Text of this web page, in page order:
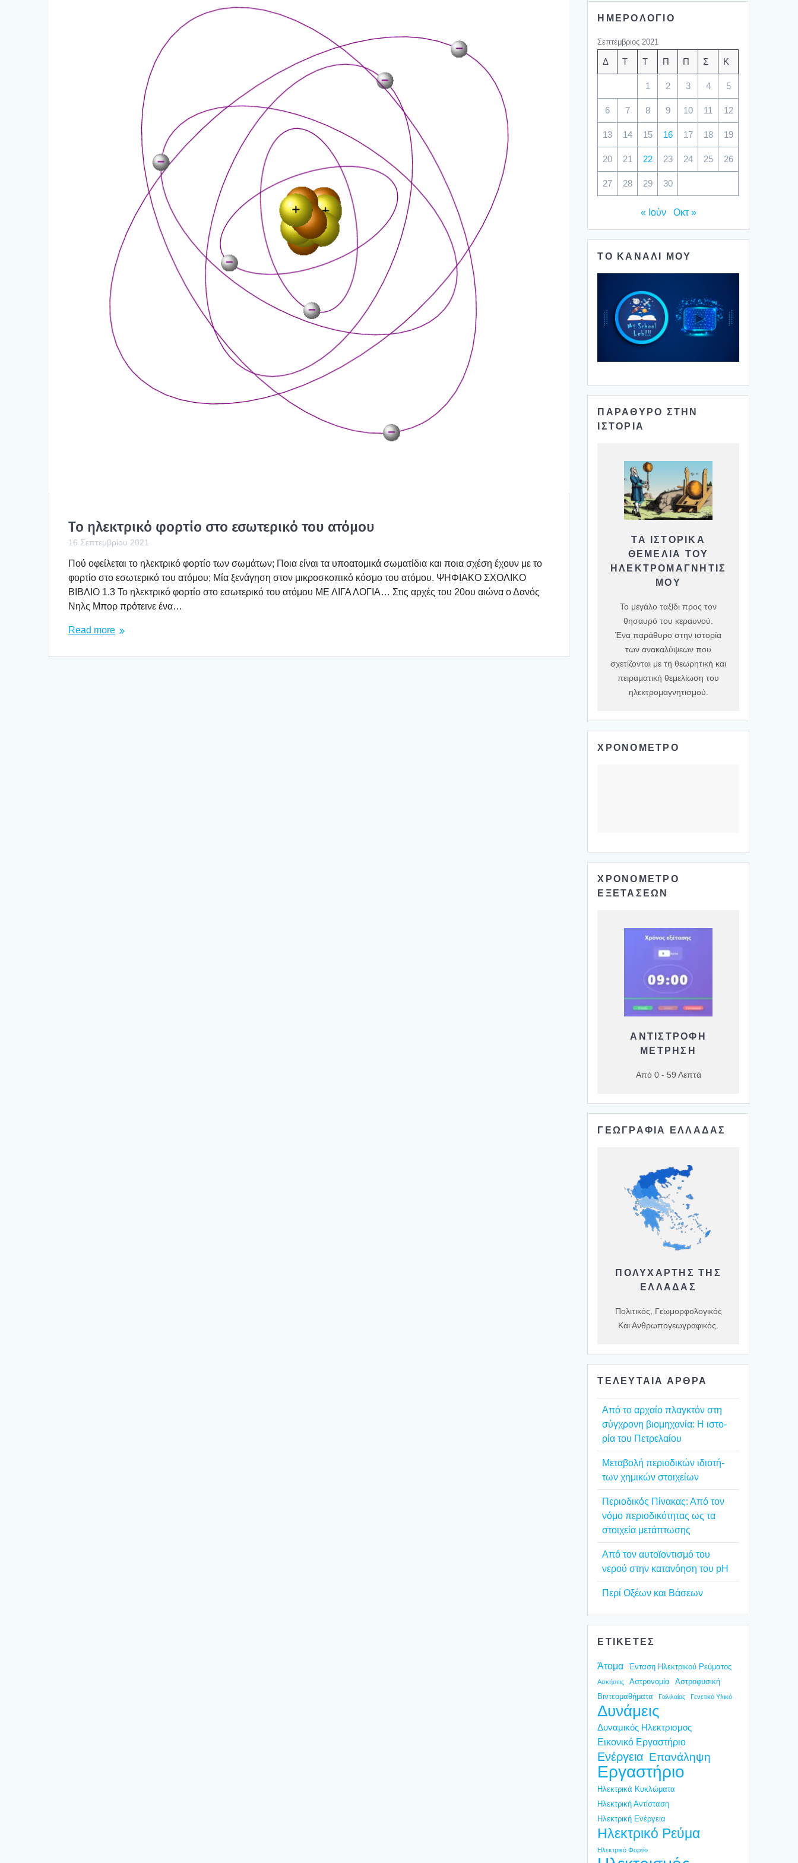
Το ηλε­κτρι­κό φορ­τίο στο εσω­τε­ρι­κό του ατό­μου
16 Σεπτεμβρίου 2021
Πού οφεί­λε­ται το ηλε­κτρι­κό φορ­τίο των σωμά­των; Ποια είναι τα υπο­α­το­μι­κά σωμα­τί­δια και ποια σχέ­ση έχουν με το
φορ­τίο στο εσω­τε­ρι­κό του ατό­μου; Μία ξενά­γη­ση στον μικρο­σκο­πι­κό κόσμο του ατό­μου. ΨΗΦΙΑΚΟ ΣΧΟΛΙΚΟ
ΒΙΒΛΙΟ 1.3 Το ηλε­κτρι­κό φορ­τίο στο εσω­τε­ρι­κό του ατό­μου ΜΕ ΛΙΓΑ ΛΟΓΙΑ… Στις αρχές του 20ου αιώ­να ο Δανός
Νηλς Μπορ πρό­τει­νε ένα…
Read more
ΗΜΕΡΟΛΟΓΙΟ
Σεπτέμβριος 2021
Δ Τ Τ Π Π Σ Κ
1 2 3 4 5
6 7 8 9 10 11 12
13 14 15 16 17 18 19
20 21 22 23 24 25 26
27 28 29 30
« Ιούν Οκτ »
ΤΟ ΚΑΝΑΛΙ ΜΟΥ
ΠΑΡΑΘΥΡΟ ΣΤΗΝ
ΙΣΤΟΡΙΑ
ΤΑ ΙΣΤΟΡΙΚΆ
ΘΕΜΈΛΙΑ ΤΟΥ
ΗΛΕΚΤΡΟΜΑΓΝΗΤΙΣ
ΜΟΎ
Το μεγάλο ταξίδι προς τον
θησαυρό του κεραυνού.
Ένα παράθυρο στην ιστορία
των ανακαλύψεων που
σχετίζονται με τη θεωρητική και
πειραματική θεμελίωση του
ηλεκτρομαγνητισμού.
ΧΡΟΝΟΜΕΤΡΟ
ΧΡΟΝΟΜΕΤΡΟ
ΕΞΕΤΑΣΕΩΝ
ΑΝΤΙΣΤΡΟΦΗ
ΜΕΤΡΗΣΗ
Από 0 - 59 Λεπτά
ΓΕΩΓΡΑΦΙΑ ΕΛΛΑΔΑΣ
ΠΟΛΥΧΆΡΤΗΣ ΤΗΣ
ΕΛΛΆΔΑΣ
Πολιτικός, Γεωμορφολογικός
Και Ανθρωπογεωγραφικός.
ΤΕΛΕΥΤΑΙΑ ΑΡΘΡΑ
Από το αρχαίο πλαγ­κτόν στη
σύγ­χρο­νη βιο­μη­χα­νία: Η ιστο­
ρία του Πετρε­λαί­ου
Mετα­βο­λή περιο­δι­κών ιδιο­τή­
των χημι­κών στοι­χεί­ων
Περιο­δι­κός Πίνα­κας: Από τον
νόμο περιο­δι­κό­τη­τας ως τα
στοι­χεία μετά­πτω­σης
Από τον αυτοϊ­ο­ντι­σμό του
νερού στην κατα­νό­η­ση του pH
Περί Οξέ­ων και Βάσε­ων
ΕΤΙΚΕΤΕΣ
Άτομα Ένταση Ηλεκτρικού Ρεύματος
Ασκήσεις Αστρονομία
Αστροφυσική
Βιντεομαθήματα
Γαλιλαίος Γενετικό Υλικό
Δυνάμεις
Δυναμικός Ηλεκτρισμος
Εικονικό Εργαστήριο
Ενέργεια Επανάληψη
Εργαστήριο
Ηλεκτρικά Κυκλώματα
Ηλεκτρική Αντίσταση
Ηλεκτρική Ενέργεια
Ηλεκτρικό Ρεύμα
Ηλεκτρικό Φορτίο